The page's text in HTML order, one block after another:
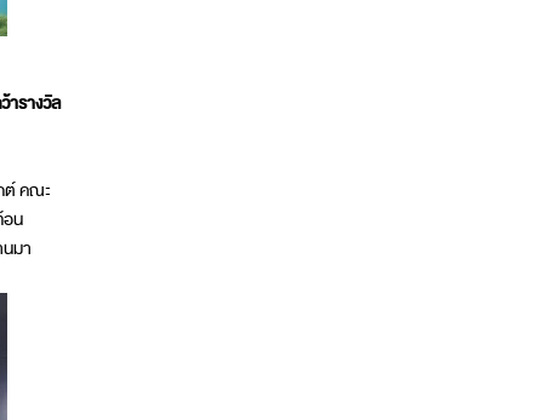
ารางวัล
ต์ คณะ
น
มา